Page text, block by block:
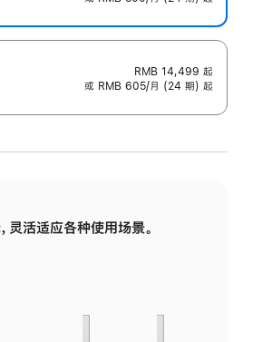
RMB 14,499 起
或 RMB 605/月 (24 期) 起
灵活适应各种使用场景。